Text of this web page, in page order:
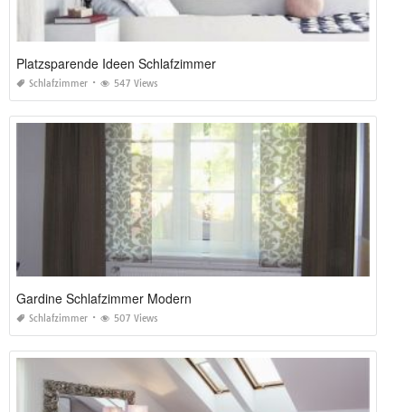
Platzsparende Ideen Schlafzimmer
Schlafzimmer 547 Views
Gardine Schlafzimmer Modern
Schlafzimmer 507 Views